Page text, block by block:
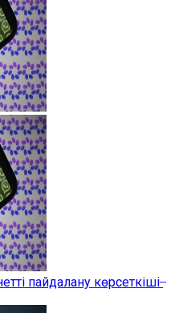
пайдалану көрсеткіші